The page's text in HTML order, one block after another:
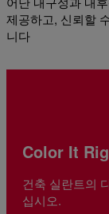
제공하고, 신뢰할
니다
Color It
건축 실란트의
십시오.